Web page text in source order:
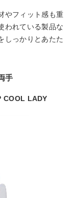
やフィット感も重
われている製品な
しっかりとあたた
手
COOL LADY